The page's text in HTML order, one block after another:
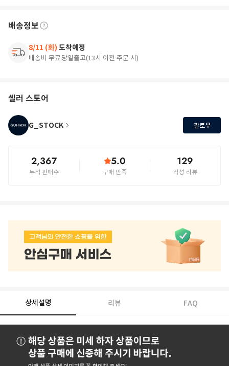
배송정보
8/11 (화) 도착예정
배송비 무료당일출고(13시 이전 주문 시)
셀러 스토어
G_STOCK 팔로우
2,367
누적 판매수
5.0
구매 만족
129
작성 리뷰
상세설명 리뷰 FAQ